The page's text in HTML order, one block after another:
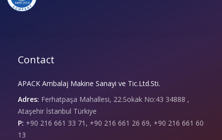
Contact
APACK Ambalaj Makine Sanayi ve Tic.Ltd.Sti.
Adres: Ferhatpaşa Mahallesi, 22.Sokak No:43 34888 ,
Ataşehir İstanbul Türkiye
P: +90 216 661 33 71, +90 216 661 26 69, +90 216 661 60
13